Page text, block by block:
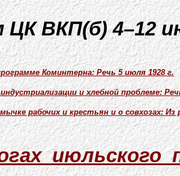
ЦК ВКП(б) 4–12
Коминтерна: Речь 5 июля 1928 г.
и хлебной проблеме:
рабочих и крестьян и о совхозах: Из
июльского